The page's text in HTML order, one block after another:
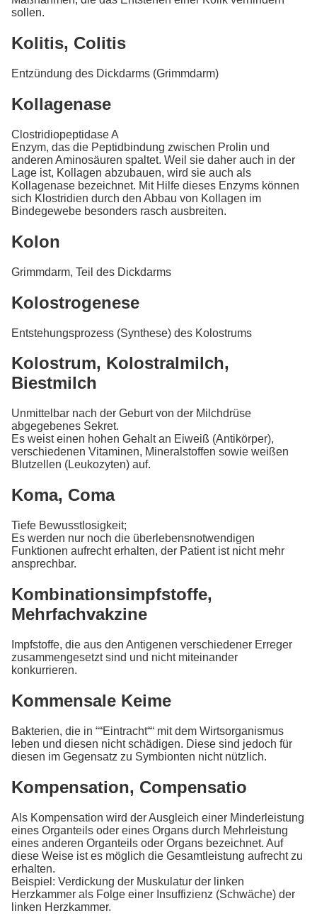
sollen.
Kolitis, Colitis
Entzündung des Dickdarms (Grimmdarm)
Kollagenase
Clostridiopeptidase A
Enzym, das die Peptidbindung zwischen Prolin und
anderen Aminosäuren spaltet. Weil sie daher auch in der
Lage ist, Kollagen abzubauen, wird sie auch als
Kollagenase bezeichnet. Mit Hilfe dieses Enzyms können
sich Klostridien durch den Abbau von Kollagen im
Bindegewebe besonders rasch ausbreiten.
Kolon
Grimmdarm, Teil des Dickdarms
Kolostrogenese
Entstehungsprozess (Synthese) des Kolostrums
Kolostrum, Kolostralmilch,
Biestmilch
Unmittelbar nach der Geburt von der Milchdrüse
abgegebenes Sekret.
Es weist einen hohen Gehalt an Eiweiß (Antikörper),
verschiedenen Vitaminen, Mineralstoffen sowie weißen
Blutzellen (Leukozyten) auf.
Koma, Coma
Tiefe Bewusstlosigkeit;
Es werden nur noch die überlebensnotwendigen
Funktionen aufrecht erhalten, der Patient ist nicht mehr
ansprechbar.
Kombinationsimpfstoffe,
Mehrfachvakzine
Impfstoffe, die aus den Antigenen verschiedener Erreger
zusammengesetzt sind und nicht miteinander
konkurrieren.
Kommensale Keime
Bakterien, die in ““Eintracht““ mit dem Wirtsorganismus
leben und diesen nicht schädigen. Diese sind jedoch für
diesen im Gegensatz zu Symbionten nicht nützlich.
Kompensation, Compensatio
Als Kompensation wird der Ausgleich einer Minderleistung
eines Organteils oder eines Organs durch Mehrleistung
eines anderen Organteils oder Organs bezeichnet. Auf
diese Weise ist es möglich die Gesamtleistung aufrecht zu
erhalten.
Beispiel: Verdickung der Muskulatur der linken
Herzkammer als Folge einer Insuffizienz (Schwäche) der
linken Herzkammer.